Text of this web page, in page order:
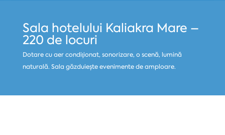
Sala hotelului Kaliakra Mare –
220 de locuri
Dotare cu aer condiţionat, sonorizare, o scenă, lumină
naturală. Sala găzduiește evenimente de amploare.